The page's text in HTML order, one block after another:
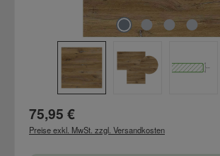
Regulärer Preis:
75,95 €
Preise exkl. MwSt. zzgl. Versandkosten